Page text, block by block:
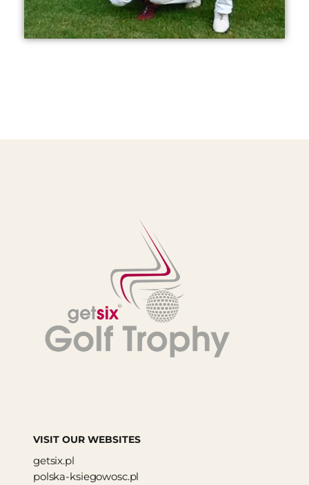
VISIT OUR WEBSITES
getsix.pl
polska-ksiegowosc.pl